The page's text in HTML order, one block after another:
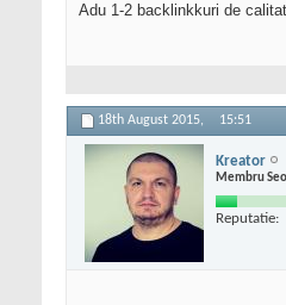
Adu 1-2 backlinkkuri de
18th August 2015, 15:51
Kreator
Membru
Reputatie: